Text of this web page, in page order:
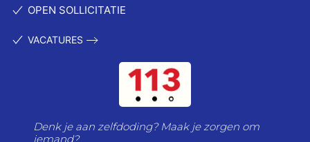
OPEN SOLLICITATIE
VACATURES
Denk je aan zelfdoding? Maak je zorgen om
iemand?